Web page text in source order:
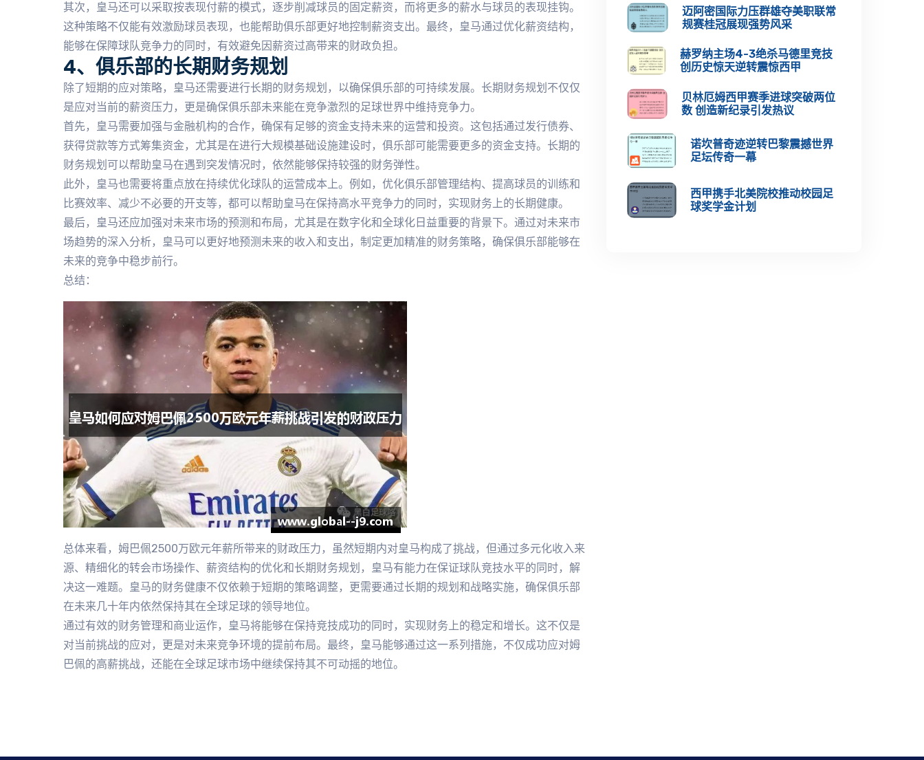
其次，皇马还可以采取按表现付薪的模式，逐步削减球员的固定薪资，而将更多的薪水与球员的表现挂钩。
这种策略不仅能有效激励球员表现，也能帮助俱乐部更好地控制薪资支出。最终，皇马通过优化薪资结构，
能够在保障球队竞争力的同时，有效避免因薪资过高带来的财政负担。
4、俱乐部的长期财务规划
除了短期的应对策略，皇马还需要进行长期的财务规划，以确保俱乐部的可持续发展。长期财务规划不仅仅
是应对当前的薪资压力，更是确保俱乐部未来能在竞争激烈的足球世界中维持竞争力。
首先，皇马需要加强与金融机构的合作，确保有足够的资金支持未来的运营和投资。这包括通过发行债券、
获得贷款等方式筹集资金，尤其是在进行大规模基础设施建设时，俱乐部可能需要更多的资金支持。长期的
财务规划可以帮助皇马在遇到突发情况时，依然能够保持较强的财务弹性。
此外，皇马也需要将重点放在持续优化球队的运营成本上。例如，优化俱乐部管理结构、提高球员的训练和
比赛效率、减少不必要的开支等，都可以帮助皇马在保持高水平竞争力的同时，实现财务上的长期健康。
最后，皇马还应加强对未来市场的预测和布局，尤其是在数字化和全球化日益重要的背景下。通过对未来市
场趋势的深入分析，皇马可以更好地预测未来的收入和支出，制定更加精准的财务策略，确保俱乐部能够在
未来的竞争中稳步前行。
总结：
总体来看，姆巴佩2500万欧元年薪所带来的财政压力，虽然短期内对皇马构成了挑战，但通过多元化收入来
源、精细化的转会市场操作、薪资结构的优化和长期财务规划，皇马有能力在保证球队竞技水平的同时，解
决这一难题。皇马的财务健康不仅依赖于短期的策略调整，更需要通过长期的规划和战略实施，确保俱乐部
在未来几十年内依然保持其在全球足球的领导地位。
通过有效的财务管理和商业运作，皇马将能够在保持竞技成功的同时，实现财务上的稳定和增长。这不仅是
对当前挑战的应对，更是对未来竞争环境的提前布局。最终，皇马能够通过这一系列措施，不仅成功应对姆
巴佩的高薪挑战，还能在全球足球市场中继续保持其不可动摇的地位。
迈阿密国际力压群雄夺美职联常
规赛桂冠展现强势风采
赫罗纳主场4-3绝杀马德里竞技
创历史惊天逆转震惊西甲
贝林厄姆西甲赛季进球突破两位
数 创造新纪录引发热议
诺坎普奇迹逆转巴黎震撼世界
足坛传奇一幕
西甲携手北美院校推动校园足
球奖学金计划